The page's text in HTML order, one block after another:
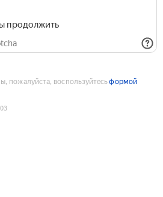
продолжить
пожалуйста, воспользуйтесьформой